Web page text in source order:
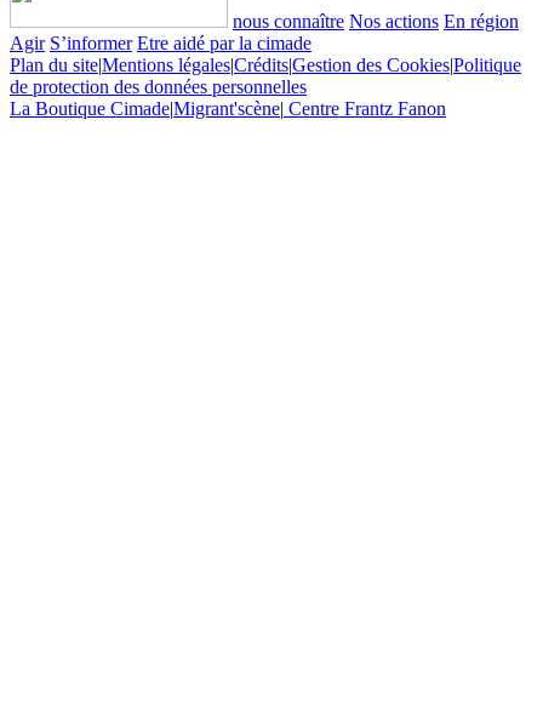
nous connaître Nos actions En région
Agir S’informer Etre aidé par la cimade
Plan du site|Mentions légales|Crédits|Gestion des Cookies|Politique
de protection des données personnelles
La Boutique Cimade|Migrant'scène| Centre Frantz Fanon